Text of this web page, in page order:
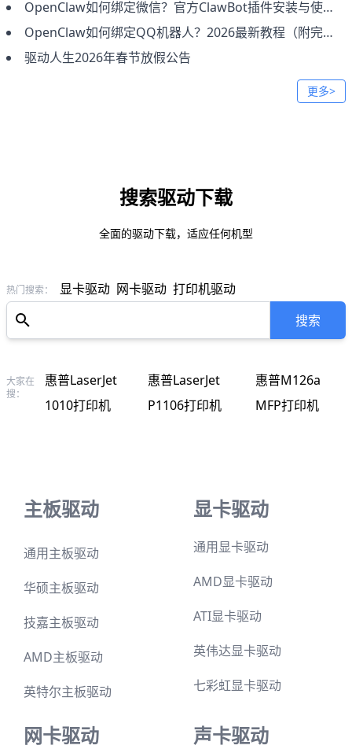
OpenClaw如何绑定微信？官方ClawBot插件安装与使用完整教程
OpenClaw如何绑定QQ机器人？2026最新教程（附完整步骤）
驱动人生2026年春节放假公告
更多>
搜索驱动下载
全面的驱动下载，适应任何机型
热门搜索： 显卡驱动 网卡驱动 打印机驱动
大家在
搜：
惠普LaserJet
1010打印机
惠普LaserJet
P1106打印机
惠普M126a
MFP打印机
主板驱动
通用主板驱动
华硕主板驱动
技嘉主板驱动
AMD主板驱动
英特尔主板驱动
显卡驱动
通用显卡驱动
AMD显卡驱动
ATI显卡驱动
英伟达显卡驱动
七彩虹显卡驱动
网卡驱动 声卡驱动